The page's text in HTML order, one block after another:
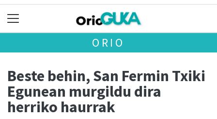
ORIO
Beste behin, San Fermin Txiki
Egunean murgildu dira
herriko haurrak